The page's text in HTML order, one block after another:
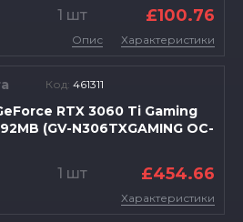
1 шт £100.76
Опис Характеристики
Код: 461311
RTX 3060 Ti Gaming
(GV-N306TXGAMING OC-
1 шт £454.66
Характеристики